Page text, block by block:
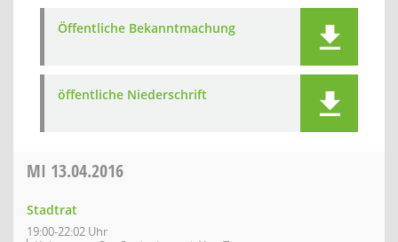
Öffentliche Bekanntmachung
öffentliche Niederschrift
MI 13.04.2016
Stadtrat
19:00-22:02 Uhr